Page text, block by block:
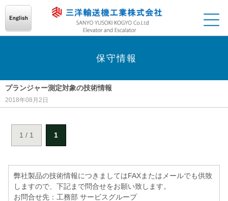
保守情報
プランジャー測定対象の技術情報
2018年08月2日
1 / 1 1
弊社製品の技術情報につきましてはFAXまたはメールでも供致
しますので、下記まで問合せをお願い致します。
お問合せ先：工務部 サービスグループ